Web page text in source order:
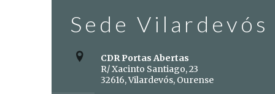
Sede Vilardevós
CDR Portas Abertas
R/ Xacinto Santiago, 23
32616, Vilardevós, Ourense